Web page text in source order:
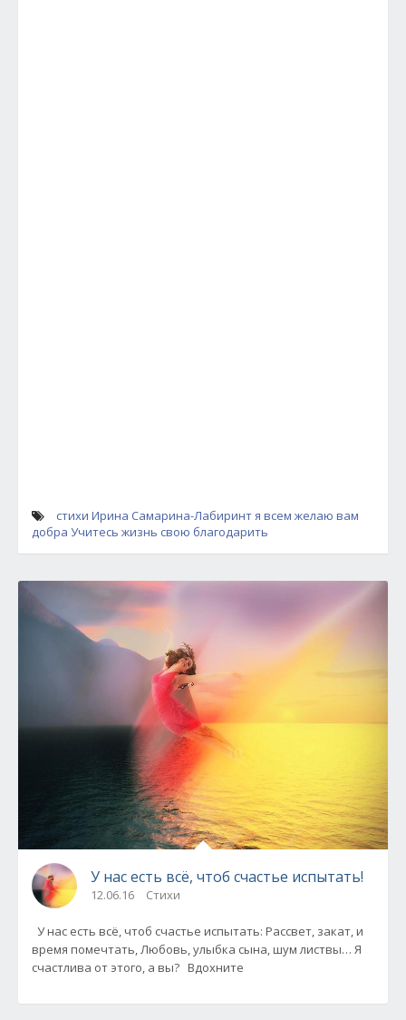
стихи Ирина Самарина-Лабиринт я всем желаю вам
добра Учитесь жизнь свою благодарить
У нас есть всё, чтоб счастье испытать!
12.06.16 Стихи
У нас есть всё, чтоб счастье испытать: Рассвет, закат, и
время помечтать, Любовь, улыбка сына, шум листвы… Я
счастлива от этого, а вы? Вдохните